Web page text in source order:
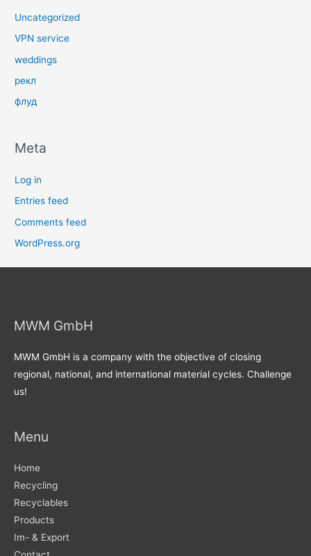
Uncategorized
VPN service
weddings
рекл
флуд
Meta
Log in
Entries feed
Comments feed
WordPress.org
MWM GmbH
MWM GmbH is a company with the objective of closing
regional, national, and international material cycles. Challenge
us!
Menu
Home
Recycling
Recyclables
Products
Im- & Export